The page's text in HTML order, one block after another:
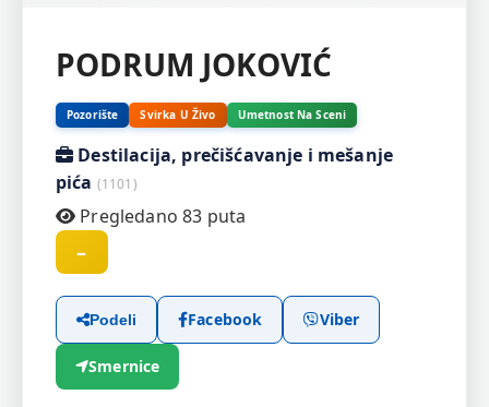
PODRUM JOKOVIĆ
Pozorište Svirka U Živo Umetnost Na Sceni
Destilacija, prečišćavanje i mešanje
pića (1101)
Pregledano 83 puta
–
Podeli Facebook Viber
Smernice